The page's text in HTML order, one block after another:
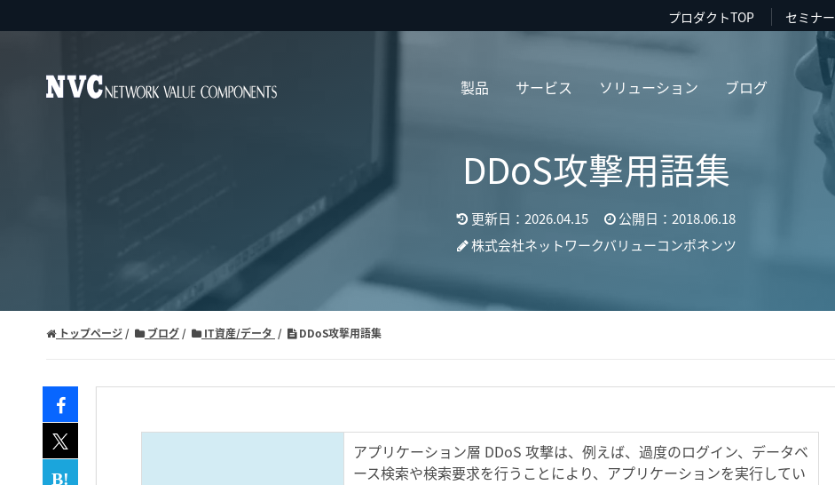
プロダクトTOP セミナー
製品 サービス ソリューション ブログ
DDoS攻撃用語集
更新日：2026.04.15
公開日：2018.06.18
株式会社ネットワークバリューコンポネンツ
トップページ ブログ IT資産/データ DDoS攻撃用語集
アプリケーション層 DDoS 攻撃は、例えば、過度のログイン、データベ
ース検索や検索要求を行うことにより、アプリケーションを実行してい